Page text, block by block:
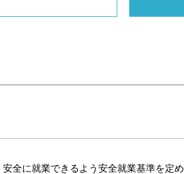
全に就業できるよう安全就業基準を定め